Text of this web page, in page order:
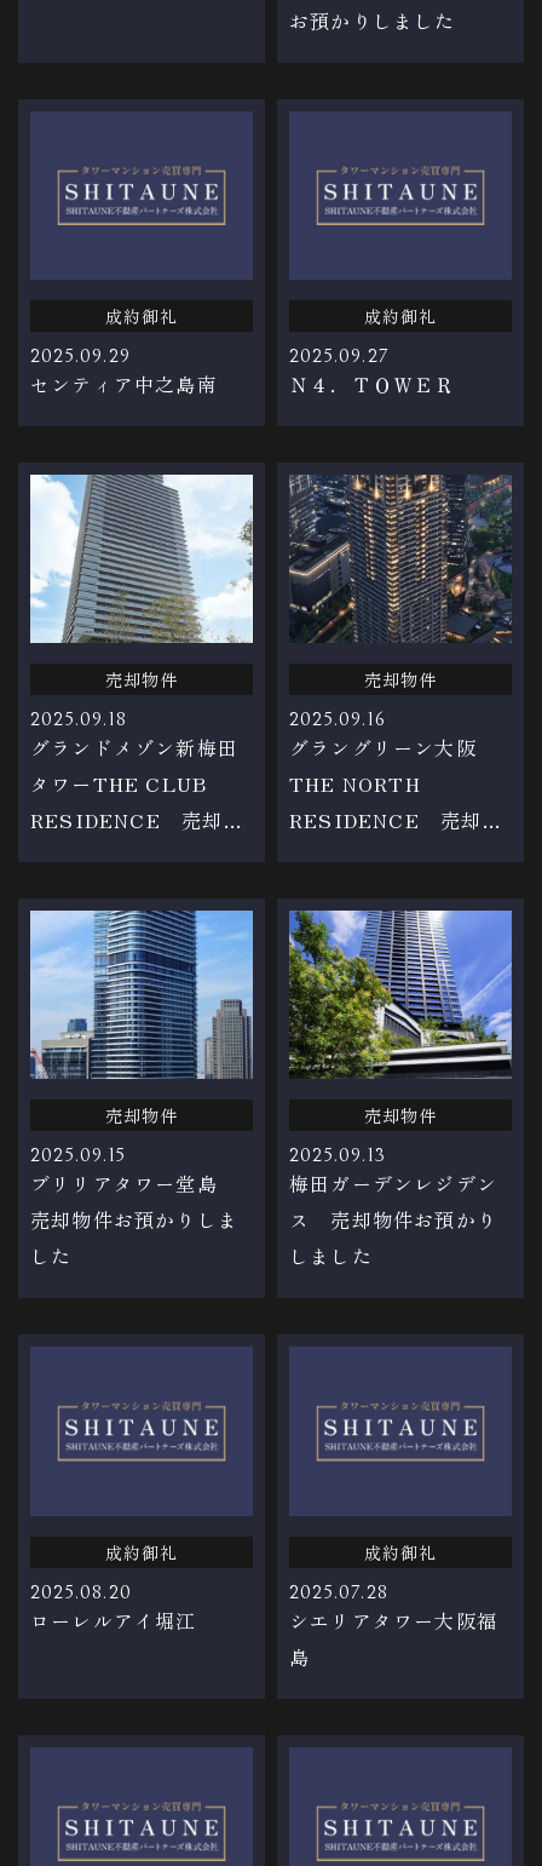
お預かりしました
成約御礼
2025.09.29
センティア中之島南
成約御礼
2025.09.27
Ｎ４．ＴＯＷＥＲ
売却物件
2025.09.18
グランドメゾン新梅田
タワーTHE CLUB
RESIDENCE 売却物
件お預かりしました
売却物件
2025.09.16
グラングリーン大阪
THE NORTH
RESIDENCE 売却物
件お預かりしました
売却物件
2025.09.15
ブリリアタワー堂島
売却物件お預かりしま
した
売却物件
2025.09.13
梅田ガーデンレジデン
ス 売却物件お預かり
しました
成約御礼
2025.08.20
ローレルアイ堀江
成約御礼
2025.07.28
シエリアタワー大阪福
島